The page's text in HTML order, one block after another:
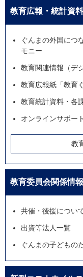
教育広報・統計資料
ぐんまの外国につ
モニー
教育関連情報（デ
教育広報紙「教育
教育統計資料・各
オンラインサポー
教
教育委員会関係情報
共催・後援につい
出資等法人一覧
ぐんまの子どもの